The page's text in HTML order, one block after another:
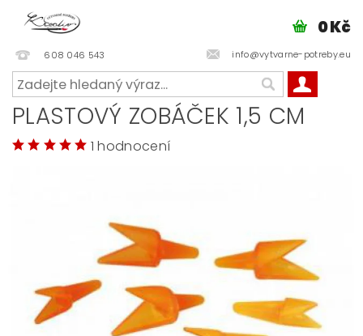
608 046 543 info@vytvarne-potreby.eu
0 Kč
PLASTOVÝ ZOBÁČEK 1,5 CM
1 hodnocení